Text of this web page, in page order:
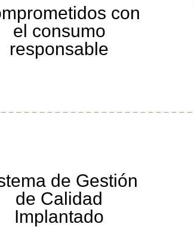
con
el consumo
responsable
de Gestión
de Calidad
Implantado